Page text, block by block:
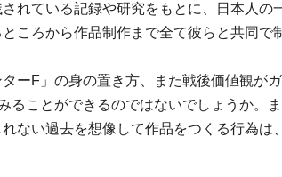
れている記録や研究をもとに、日本人の
ころから作品制作まで全て彼らと共同で
ーF」の身の置き方、また戦後価値観が
ことができるのではないでしょうか。
ない過去を想像して作品をつくる行為は